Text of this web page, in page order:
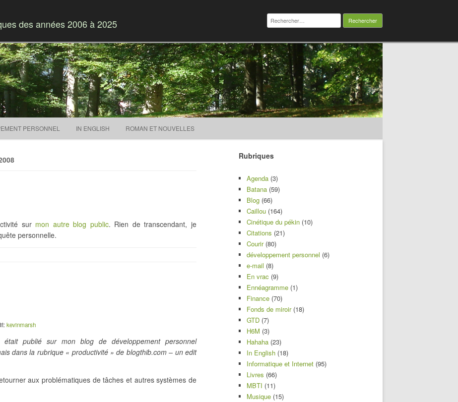
des années 2006 à 2025
Rechercher :
PERSONNEL IN ENGLISH ROMAN ET NOUVELLES
sur mon autre blog public. Rien de transcendant, je
personnelle.
kevinmarsh
publié sur mon blog de développement personnel
dans la rubrique « productivité » de blogthib.com – un edit
aux problématiques de tâches et autres systèmes de
Rubriques
Agenda (3)
Batana (59)
Blog (66)
Caillou (164)
Cinétique du pékin (10)
Citations (21)
Courir(80)
développement personnel (6)
e-mail (8)
En vrac (9)
Ennéagramme (1)
Finance (70)
Fonds de miroir(18)
GTD (7)
H6M (3)
Hahaha (23)
In English (18)
Informatique et Internet (95)
Livres (66)
MBTI (11)
Musique (15)